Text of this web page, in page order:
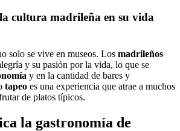
cultura madrileña en su vida
solo se vive en museos. Los madrileños
y su pasión por la vida, lo que se
y en la cantidad de bares y
tapeo es una experiencia que atrae a muchos
de platos típicos.
la gastronomía de